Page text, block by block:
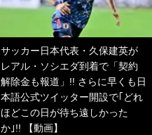
サッカー日本代表・久保建英が
レアル・ソシエダ到着で「契約
解除金も報道」!! さらに早くも日
本語公式ツイッター開設で｢どれ
ほどこの日が待ち遠しかった
か｣!! 【動画】